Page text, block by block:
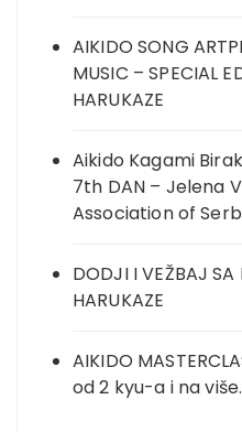
AIKIDO SONG
MUSIC – SPECIAL
HARUKAZE
Aikido Kagami
7th DAN – Jelena
Association of
DODJI I VEŽBAJ
HARUKAZE
AIKIDO
od 2 kyu-a i na više.